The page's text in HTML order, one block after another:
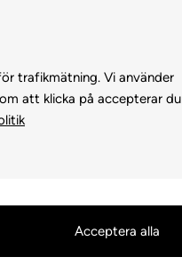
trafikmätning. Vi använder
att klicka på accepterar du